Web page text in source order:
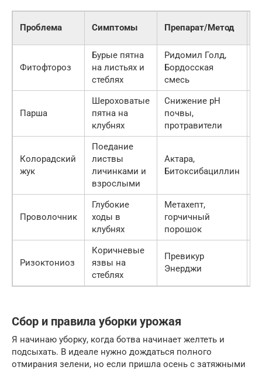
Проблема Симптомы Препарат/Метод
Фитофтороз
Бурые пятна
на листьях и
стеблях
Ридомил Голд,
Бордосская
смесь
Парша
Шероховатые
пятна на
клубнях
Снижение pH
почвы,
протравители
Колорадский
жук
Поедание
листвы
личинками и
взрослыми
Актара,
Битоксибациллин
Проволочник
Глубокие
ходы в
клубнях
Метахепт,
горчичный
порошок
Ризоктониоз
Коричневые
язвы на
стеблях
Превикур
Энерджи
Сбор и правила уборки урожая
Я начинаю уборку, когда ботва начинает желтеть и
подсыхать. В идеале нужно дождаться полного
отмирания зелени, но если пришла осень с затяжными